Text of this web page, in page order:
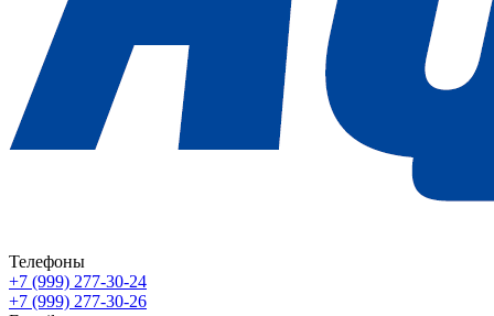
Телефоны
+7 (999) 277-30-24
+7 (999) 277-30-26